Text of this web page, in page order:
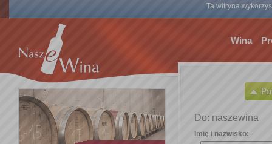
Ta witryna
Wina
Do: naszewina
Imię i nazwisko: